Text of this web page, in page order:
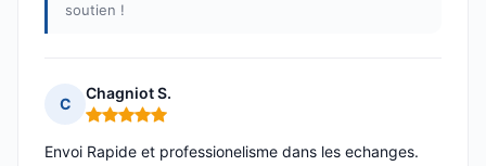
soutien !
C
Chagniot S.
Note : 5 sur 5
Envoi Rapide et professionelisme dans les echanges.